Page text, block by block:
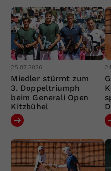
25.07.2026
Miedler stürmt zum
3. Doppeltriumph
beim Generali Open
Kitzbühel